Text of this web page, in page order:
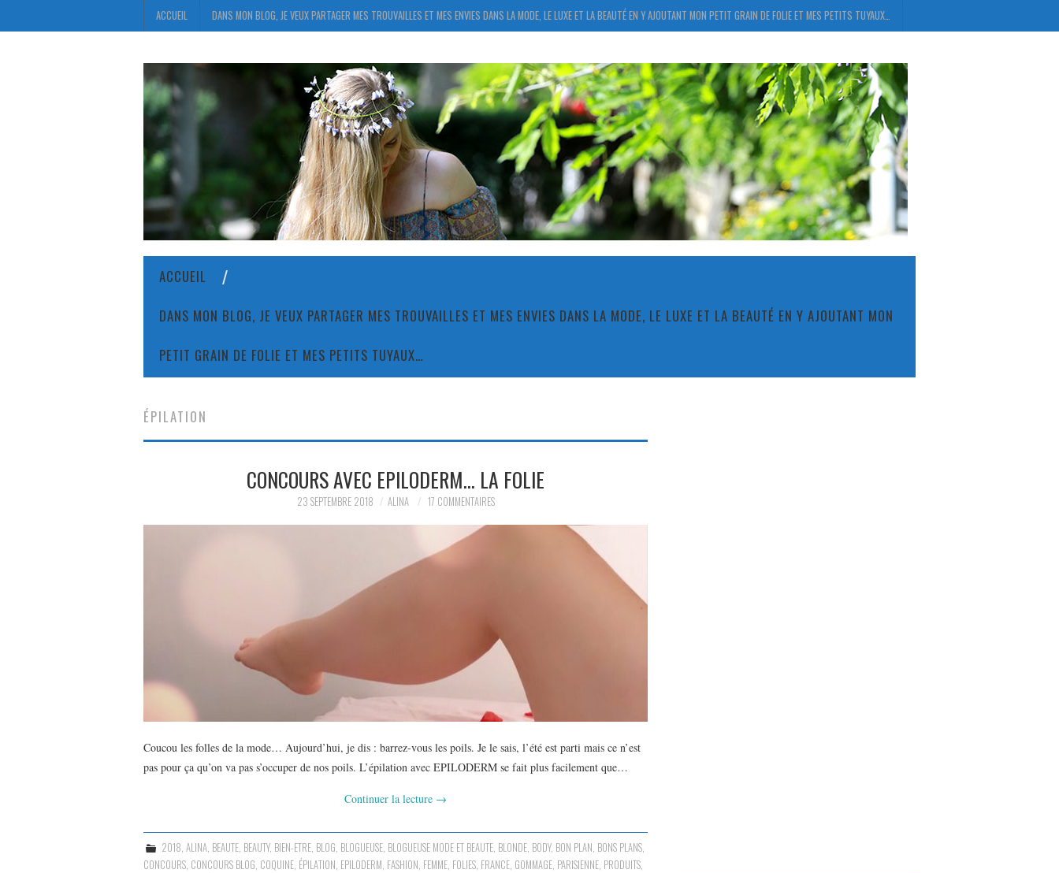
ACCUEIL DANS MON BLOG, JE VEUX PARTAGER MES TROUVAILLES ET MES ENVIES DANS LA MODE, LE LUXE ET LA BEAUTÉ EN Y AJOUTANT MON PETIT GRAIN DE FOLIE ET MES PETITS TUYAUX…
ACCUEIL
DANS MON BLOG, JE VEUX PARTAGER MES TROUVAILLES ET MES ENVIES DANS LA MODE, LE LUXE ET LA BEAUTÉ EN Y AJOUTANT MON
PETIT GRAIN DE FOLIE ET MES PETITS TUYAUX…
ÉPILATION
CONCOURS AVEC EPILODERM… LA FOLIE
23 SEPTEMBRE 2018 ALINA 17 COMMENTAIRES
Coucou les folles de la mode… Aujourd’hui, je dis : barrez-vous les poils. Je le sais, l’été est parti mais ce n’est
pas pour ça qu’on va pas s’occuper de nos poils. L’épilation avec EPILODERM se fait plus facilement que…
Continuer la lecture →
2018 ,ALINA BEAUTE BEAUTY, BIEN-ETRE BLOG BLOGUEUSE BLOGUEUSE MODE ET BEAUTE BLONDE BODY, BON PLAN BONS PLANS
CONCOURS CONCOURS BLOG COQUINE ÉPILATION EPILODERM FASHION FEMME FOLIES FRANCE GOMMAGE PARISIENNE PRODUITS